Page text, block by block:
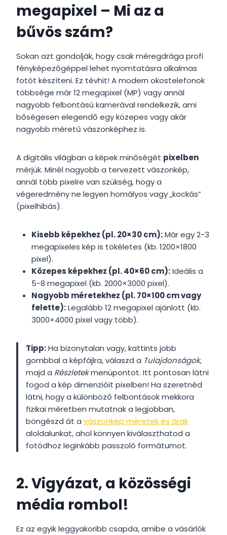
megapixel – Mi az a
bűvös szám?
Sokan azt gondolják, hogy csak méregdrága profi
fényképezőgéppel lehet nyomtatásra alkalmas
fotót készíteni. Ez tévhit! A modern okostelefonok
többsége már 12 megapixel (MP) vagy annál
nagyobb felbontású kamerával rendelkezik, ami
bőségesen elegendő egy közepes vagy akár
nagyobb méretű vászonképhez is.
A digitális világban a képek minőségét pixelben
mérjük. Minél nagyobb a tervezett vászonkép,
annál több pixelre van szükség, hogy a
végeredmény ne legyen homályos vagy „kockás”
(pixelhibás).
Kisebb képekhez (pl. 20×30 cm):Már egy 2-3
megapixeles kép is tökéletes (kb. 1200×1800
pixel).
Közepes képekhez (pl. 40×60 cm):Ideális a
5-8 megapixel (kb. 2000×3000 pixel).
Nagyobb méretekhez (pl. 70×100 cm vagy
felette):Legalább 12 megapixel ajánlott (kb.
3000×4000 pixel vagy több).
Tipp:Ha bizonytalan vagy, kattints jobb
gombbal a képfájlra, válaszd a Tulajdonságok,
majd a Részletekmenüpontot. Itt pontosan látni
fogod a kép dimenzióit pixelben! Ha szeretnéd
látni, hogy a különböző felbontások mekkora
fizikai méretben mutatnak a legjobban,
böngészd át a vászonkép méretek és árak
aloldalunkat, ahol könnyen kiválaszthatod a
fotódhoz leginkább passzoló formátumot.
2. Vigyázat, a közösségi
média rombol!
Ez az egyik leggyakoribb csapda, amibe a vásárlók